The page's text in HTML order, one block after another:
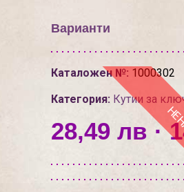
Варианти
Каталожен №: 1000302
Категория: Кутии за
28,49 лв ·